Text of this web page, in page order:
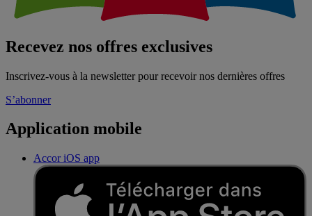
Recevez nos offres exclusives
Inscrivez-vous à la newsletter pour recevoir nos dernières offres
S’abonner
Application mobile
Accor iOS app